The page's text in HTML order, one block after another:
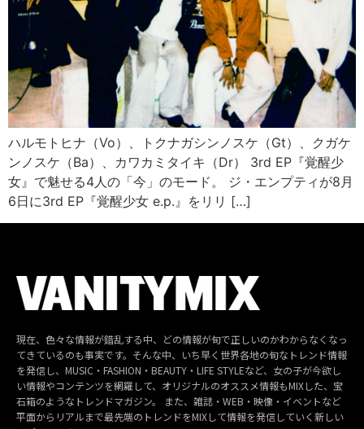
ハルモトヒナ（Vo）、トクナガシンノスケ（Gt）、クガケ
ンノスケ（Ba）、カワカミタイキ（Dr） 3rd EP『覚醒少
女』で魅せる4人の「今」のモード。 ジ・エンプティが8月
6日に3rd EP『覚醒少女 e.p.』をリリ […]
現在、色々な情報が錯乱する中、どの情報が旬で正しいのかわからなくなっ
てきているのも事実です。そんな中、いち早く世界各地の旬なトレンド情報
を発信し、MUSIC・FASHION・BEAUTY・LIFE STYLEなど、女の子が今欲し
い情報やコンテンツを網羅して、オリジナルのオススメ情報もMIXした、宝
石箱のようなトレンドマガジン。 また、雑誌・WEB・映像・イベントなど
平面からリアルまで最先端のトレンドをMIXして情報を発信していく新しい